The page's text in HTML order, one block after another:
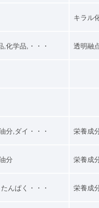
キラル
,化学品,・・・ 透明融
分,ダイ・・・ 栄養成
分 栄養成
んぱく・・・ 栄養成